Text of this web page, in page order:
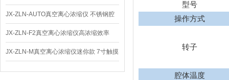
仪 低温功能
JX-ZLN-AUTO真空离心浓缩仪 不锈钢腔
体
JX-ZLN-F2真空离心浓缩仪高浓缩效率
JX-ZLN-M真空离心浓缩仪迷你款 7寸触摸
屏
型号
操作方式
转子
腔体温度